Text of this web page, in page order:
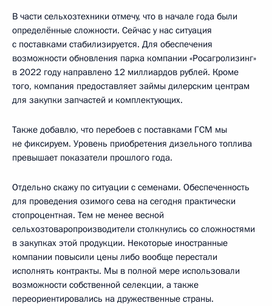
В части сельхозтехники отмечу, что в начале года были
определённые сложности. Сейчас у нас ситуация
с поставками стабилизируется. Для обеспечения
возможности обновления парка компании «Росагролизинг»
в 2022 году направлено 12 миллиардов рублей. Кроме
того, компания предоставляет займы дилерским центрам
для закупки запчастей и комплектующих.
Также добавлю, что перебоев с поставками ГСМ мы
не фиксируем. Уровень приобретения дизельного топлива
превышает показатели прошлого года.
Отдельно скажу по ситуации с семенами. Обеспеченность
для проведения озимого сева на сегодня практически
стопроцентная. Тем не менее весной
сельхозтоваропроизводители столкнулись со сложностями
в закупках этой продукции. Некоторые иностранные
компании повысили цены либо вообще перестали
исполнять контракты. Мы в полной мере использовали
возможности собственной селекции, а также
переориентировались на дружественные страны.